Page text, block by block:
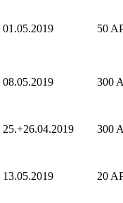
01.05.2019 50
08.05.2019 300
25.+26.04.2019 300
13.05.2019 20